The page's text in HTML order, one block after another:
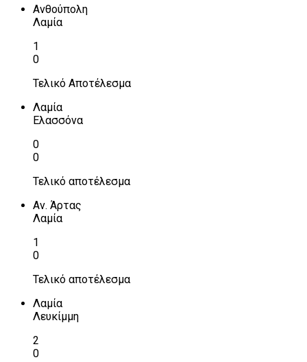
Ανθούπολη
Λαμία
1
0
Τελικό Αποτέλεσμα
Λαμία
Ελασσόνα
0
0
Τελικό αποτέλεσμα
Αν. Άρτας
Λαμία
1
0
Τελικό αποτέλεσμα
Λαμία
Λευκίμμη
2
0